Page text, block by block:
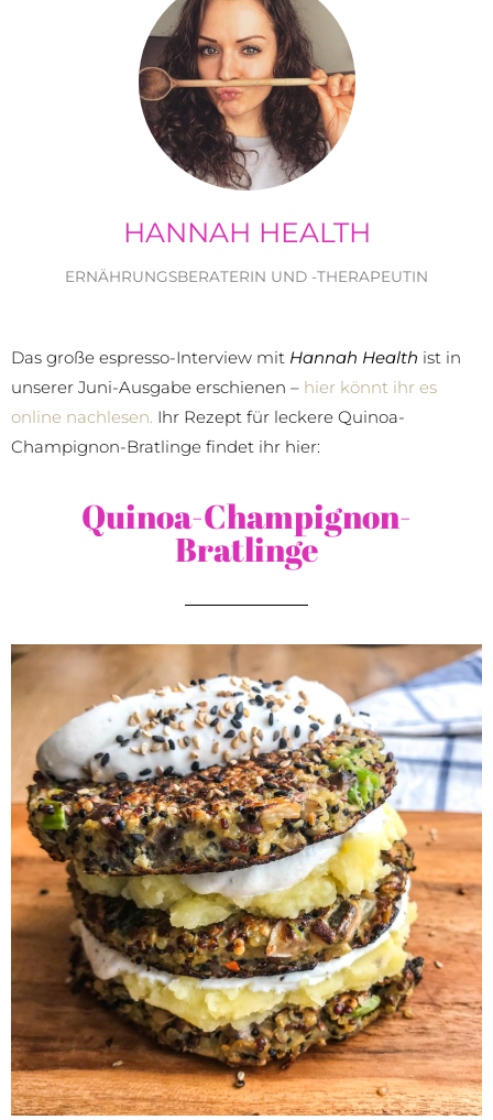
HANNAH HEALTH
ERNÄHRUNGSBERATERIN UND -THERAPEUTIN
Das große espresso-Interview mit Hannah Health ist in
unserer Juni-Ausgabe erschienen – hier könnt ihr es
online nachlesen. Ihr Rezept für leckere Quinoa-
Champignon-Bratlinge findet ihr hier:
Quinoa-Champignon-
Bratlinge